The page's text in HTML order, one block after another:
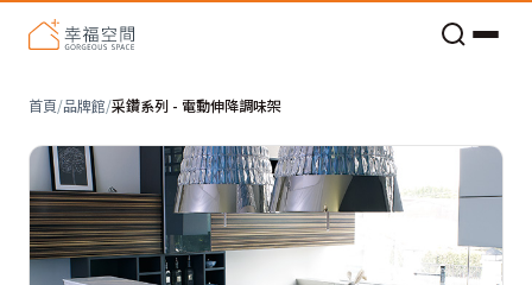
首頁/品牌館/采鑽系列 - 電動伸降調味架